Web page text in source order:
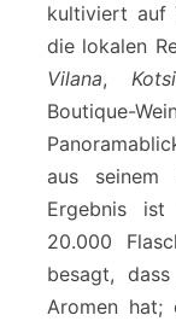
kultiviert auf
die lokalen
Vilana,
Boutique-
aus seinem
Ergebnis
20.000
besagt,
Aromen hat;